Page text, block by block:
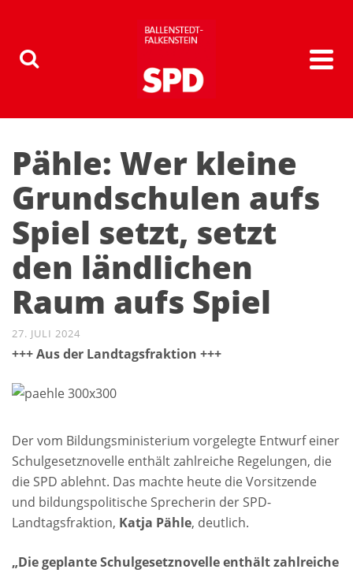
Pähle: Wer kleine
Grundschulen aufs
Spiel setzt, setzt
den ländlichen
Raum aufs Spiel
27. JULI 2024
+++ Aus der Landtagsfraktion +++
Der vom Bildungsministerium vorgelegte Entwurf einer
Schulgesetznovelle enthält zahlreiche Regelungen, die
die SPD ablehnt. Das machte heute die Vorsitzende
und bildungspolitische Sprecherin der SPD-
Landtagsfraktion, Katja Pähle, deutlich.
„Die geplante Schulgesetznovelle enthält zahlreiche